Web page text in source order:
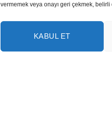
vermemek veya onayı geri çekmek,
KABUL ET